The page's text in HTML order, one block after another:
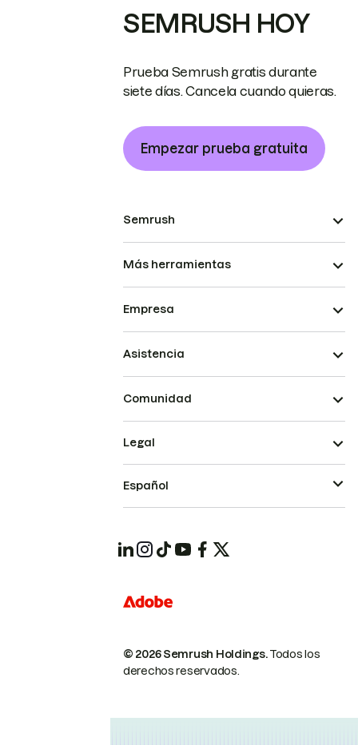
SEMRUSH HOY
Prueba Semrush gratis durante
siete días. Cancela cuando quieras.
Empezar prueba gratuita
Semrush
Más herramientas
Empresa
Asistencia
Comunidad
© 2026 Semrush Holdings.Todos los
derechos reservados.
Legal
Español